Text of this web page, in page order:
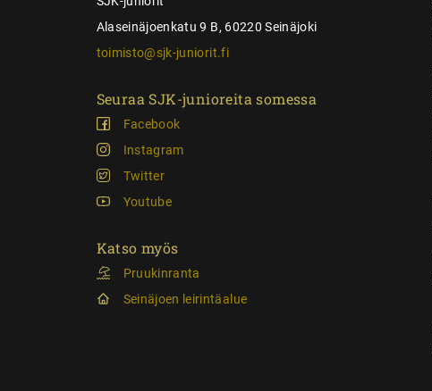
Alaseinäjoenkatu 9 B, 60220 Seinäjoki
toimisto@sjk-juniorit.fi
Seuraa SJK-junioreita somessa
Facebook
Instagram
Twitter
Youtube
Katso myös
Pruukinranta
Seinäjoen leirintäalue